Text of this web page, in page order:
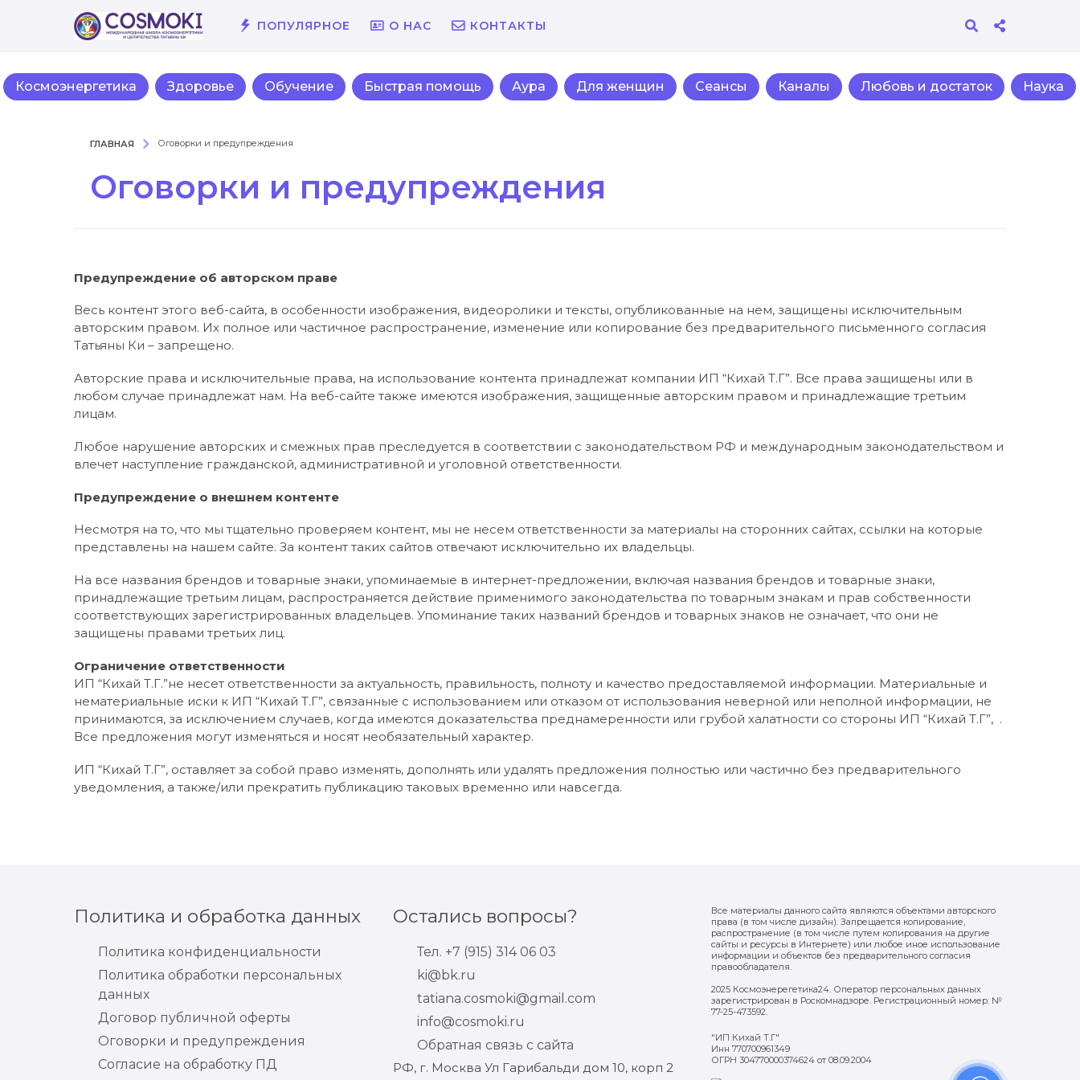
ПОПУЛЯРНОЕ О НАС КОНТАКТЫ
Космоэнергетика Здоровье Обучение Быстрая помощь Аура Для женщин Сеансы Каналы Любовь и достаток Наука
ГЛАВНАЯ Оговорки и предупреждения
Оговорки и предупреждения
Предупреждение об авторском праве
Весь контент этого веб-сайта, в особенности изображения, видеоролики и тексты, опубликованные на нем, защищены исключительным
авторским правом. Их полное или частичное распространение, изменение или копирование без предварительного письменного согласия
Татьяны Ки – запрещено.
Авторские права и исключительные права, на использование контента принадлежат компании ИП “Кихай Т.Г”. Все права защищены или в
любом случае принадлежат нам. На веб-сайте также имеются изображения, защищенные авторским правом и принадлежащие третьим
лицам.
Любое нарушение авторских и смежных прав преследуется в соответствии с законодательством РФ и международным законодательством и
влечет наступление гражданской, административной и уголовной ответственности.
Предупреждение о внешнем контенте
Несмотря на то, что мы тщательно проверяем контент, мы не несем ответственности за материалы на сторонних сайтах, ссылки на которые
представлены на нашем сайте. За контент таких сайтов отвечают исключительно их владельцы.
На все названия брендов и товарные знаки, упоминаемые в интернет-предложении, включая названия брендов и товарные знаки,
принадлежащие третьим лицам, распространяется действие применимого законодательства по товарным знакам и прав собственности
соответствующих зарегистрированных владельцев. Упоминание таких названий брендов и товарных знаков не означает, что они не
защищены правами третьих лиц.
Ограничение ответственности
ИП “Кихай Т.Г.”не несет ответственности за актуальность, правильность, полноту и качество предоставляемой информации. Материальные и
нематериальные иски к ИП “Кихай Т.Г”, связанные с использованием или отказом от использования неверной или неполной информации, не
принимаются, за исключением случаев, когда имеются доказательства преднамеренности или грубой халатности со стороны ИП “Кихай Т.Г”, .
Все предложения могут изменяться и носят необязательный характер.
ИП “Кихай Т.Г”, оставляет за собой право изменять, дополнять или удалять предложения полностью или частично без предварительного
уведомления, а также/или прекратить публикацию таковых временно или навсегда.
Политика и обработка данных
Политика конфиденциальности
Политика обработки персональных
данных
Договор публичной оферты
Оговорки и предупреждения
Согласие на обработку ПД
Остались вопросы?
Тел. +7 (915) 314 06 03
ki@bk.ru
tatiana.cosmoki@gmail.com
info@cosmoki.ru
Обратная связь с сайта
РФ, г. Москва Ул Гарибальди дом 10, корп 2
Все материалы данного сайта являются объектами авторского
права (в том числе дизайн). Запрещается копирование,
распространение (в том числе путем копирования на другие
сайты и ресурсы в Интернете) или любое иное использование
информации и объектов без предварительного согласия
правообладателя.
2025 Космоэнерегетика24. Оператор персональных данных
зарегистрирован в Роскомнадзоре. Регистрационный номер: №
77-25-473592.
"ИП Кихай Т.Г"
Инн 770700961349
ОГРН 304770000374624 от 08.09.2004